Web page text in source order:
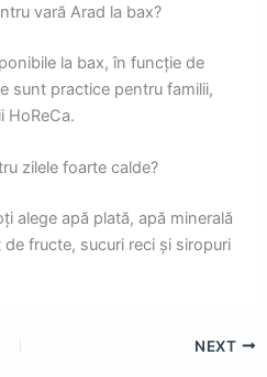
vară Arad la bax?
la bax, în funcție de
sunt practice pentru familii,
HoReCa.
zilele foarte calde?
alege apă plată, apă minerală
fructe, sucuri reci și siropuri
NEXT